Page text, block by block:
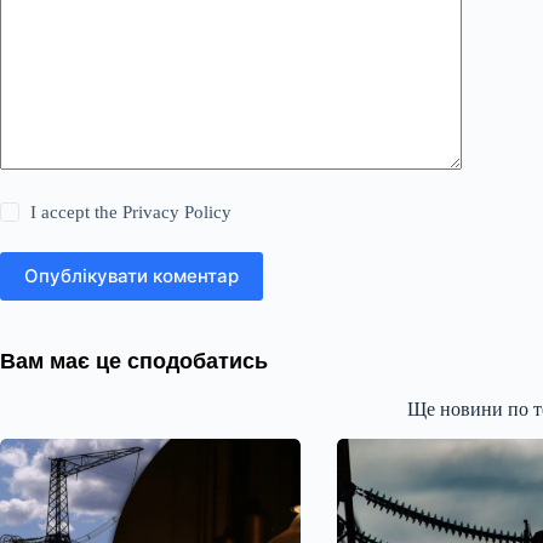
I accept thePrivacy Policy
Опублікувати коментар
Вам має це сподобатись
Ще новини по